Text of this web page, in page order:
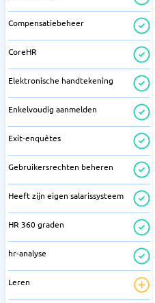
Compensatiebeheer
CoreHR
Elektronische handtekening
Enkelvoudig aanmelden
Exit-enquêtes
Gebruikersrechten beheren
Heeft zijn eigen salarissysteem
HR 360 graden
hr-analyse
Leren